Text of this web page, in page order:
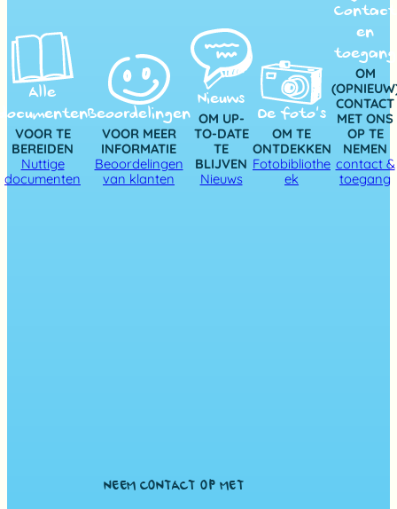
Alle
VOOR TE
BEREIDEN
Nuttige
documenten
Beoordelingen
VOOR MEER
INFORMATIE
Beoordelingen
van klanten
Nieuws
OM UP-
TO-DATE
TE
BLIJVEN
Nieuws
De foto’s
OM TE
ONTDEKKEN
Fotobibliothe
ek
Contact
en
toegang
OM
CONTACT
MET ONS
OP TE
NEMEN
contact &
toegang
NEEM CONTACT OP MET